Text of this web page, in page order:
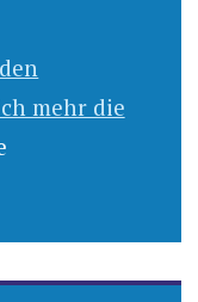
mehr die